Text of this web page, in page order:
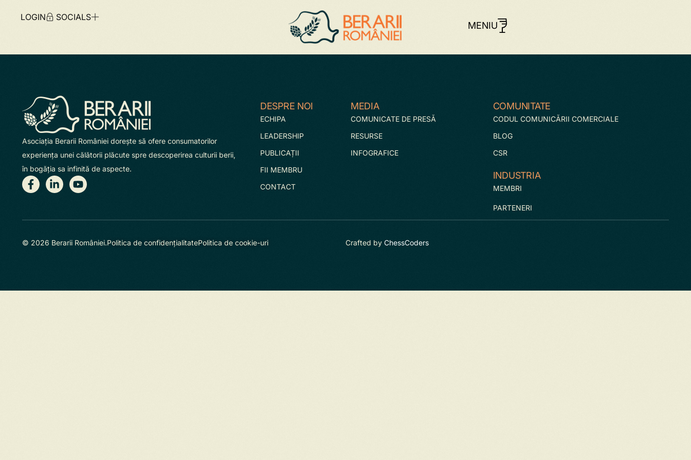
LOGIN SOCIALS
MENIU
Asociaţia Berarii României doreşte să ofere consumatorilor
experienţa unei călătorii plăcute spre descoperirea culturii berii,
în bogăţia sa infinită de aspecte.
DESPRE NOI
ECHIPA
LEADERSHIP
PUBLICAȚII
FII MEMBRU
CONTACT
MEDIA
COMUNICATE DE PRESĂ
RESURSE
INFOGRAFICE
COMUNITATE
CODUL COMUNICĂRII COMERCIALE
BLOG
CSR
INDUSTRIA
MEMBRI
PARTENERI
© 2026 Berarii României.Politica de confidențialitatePolitica de cookie-uri Crafted by ChessCoders